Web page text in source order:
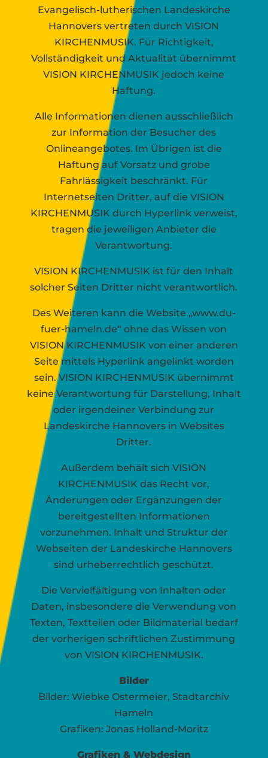
Evangelisch-lutherischen Landeskirche
Hannovers vertreten durch VISION
KIRCHENMUSIK. Für Richtigkeit,
Vollständigkeit und Aktualität übernimmt
VISION KIRCHENMUSIK jedoch keine
Haftung.
Alle Informationen dienen ausschließlich
zur Information der Besucher des
Onlineangebotes. Im Übrigen ist die
Haftung auf Vorsatz und grobe
Fahrlässigkeit beschränkt. Für
Internetseiten Dritter, auf die VISION
KIRCHENMUSIK durch Hyperlink verweist,
tragen die jeweiligen Anbieter die
Verantwortung.
VISION KIRCHENMUSIK ist für den Inhalt
solcher Seiten Dritter nicht verantwortlich.
Des Weiteren kann die Website „www.du-
fuer-hameln.de“ ohne das Wissen von
VISION KIRCHENMUSIK von einer anderen
Seite mittels Hyperlink angelinkt worden
sein. VISION KIRCHENMUSIK übernimmt
keine Verantwortung für Darstellung, Inhalt
oder irgendeiner Verbindung zur
Landeskirche Hannovers in Websites
Dritter.
Außerdem behält sich VISION
KIRCHENMUSIK das Recht vor,
Änderungen oder Ergänzungen der
bereitgestellten Informationen
vorzunehmen. Inhalt und Struktur der
Webseiten der Landeskirche Hannovers
sind urheberrechtlich geschützt.
Die Vervielfältigung von Inhalten oder
Daten, insbesondere die Verwendung von
Texten, Textteilen oder Bildmaterial bedarf
der vorherigen schriftlichen Zustimmung
von VISION KIRCHENMUSIK.
Bilder
Bilder: Wiebke Ostermeier, Stadtarchiv
Hameln
Grafiken: Jonas Holland-Moritz
Grafiken & Webdesign